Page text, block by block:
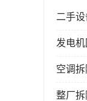
二手
发电
空调
整厂